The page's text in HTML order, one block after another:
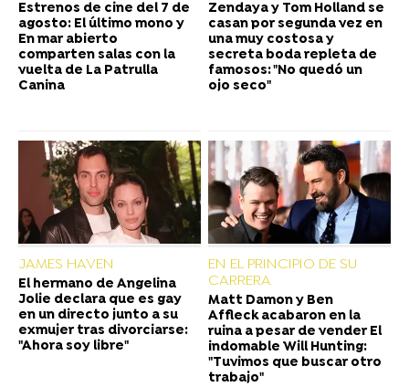
Estrenos de cine del 7 de
agosto: El último mono y
En mar abierto
comparten salas con la
vuelta de La Patrulla
Canina
Zendaya y Tom Holland se
casan por segunda vez en
una muy costosa y
secreta boda repleta de
famosos: "No quedó un
ojo seco"
JAMES HAVEN
El hermano de Angelina
Jolie declara que es gay
en un directo junto a su
exmujer tras divorciarse:
"Ahora soy libre"
EN EL PRINCIPIO DE SU
CARRERA
Matt Damon y Ben
Affleck acabaron en la
ruina a pesar de vender El
indomable Will Hunting:
"Tuvimos que buscar otro
trabajo"